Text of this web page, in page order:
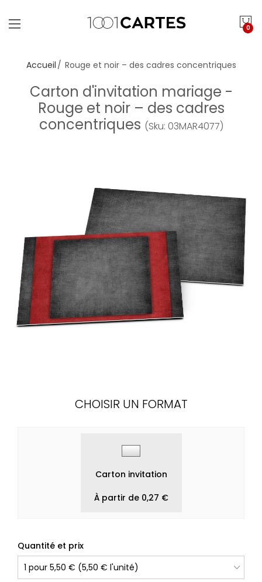
0
Accueil Rouge et noir – des cadres concentriques
Carton d'invitation mariage -
Rouge et noir – des cadres
concentriques (Sku: 03MAR4077)
CHOISIR UN FORMAT
Carton invitation
À partir de 0,27 €
Quantité et prix